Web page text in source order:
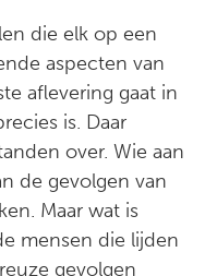
die elk op een
aspecten van
aflevering gaat in
is. Daar
over. Wie aan
de gevolgen van
Maar wat is
mensen die lijden
gevolgen